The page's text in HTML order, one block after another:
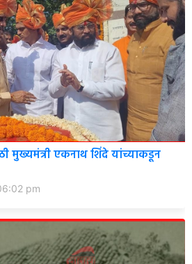
मुख्यमंत्री एकनाथ शिंदे यांच्याकडून
pm